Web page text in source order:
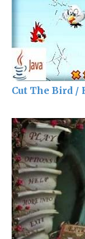
Cut The Bird